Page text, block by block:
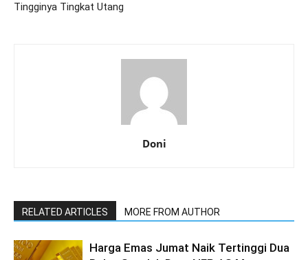
Tingginya Tingkat Utang
Doni
RELATED ARTICLES MORE FROM AUTHOR
Harga Emas Jumat Naik Tertinggi Dua